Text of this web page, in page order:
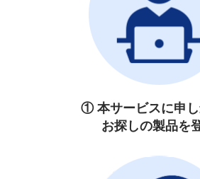
① 本サービスに申し
お探しの製品を